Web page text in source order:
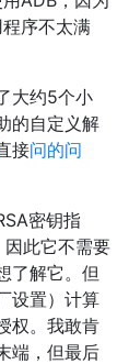
序不太满
大约5个小
的自定义解
接问的问
密钥指
此它不需要
了解它。但
设置）计算
权。我敢肯
端，但最后